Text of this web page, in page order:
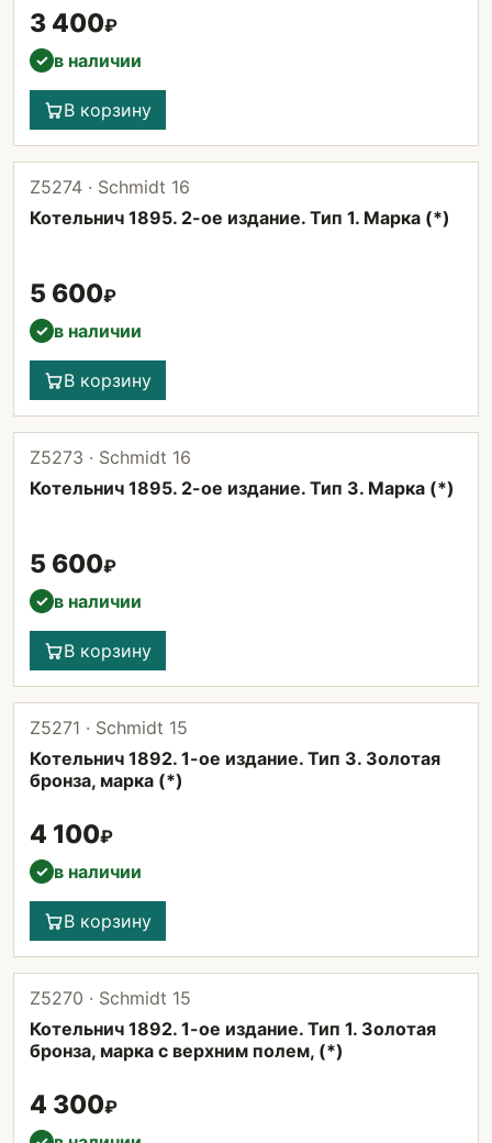
3 400₽
✓ в наличии
В корзину
Z5274 · Schmidt 16
Котельнич 1895. 2-ое издание. Тип 1. Марка (*)
5 600₽
✓ в наличии
В корзину
Z5273 · Schmidt 16
Котельнич 1895. 2-ое издание. Тип 3. Марка (*)
5 600₽
✓ в наличии
В корзину
Z5271 · Schmidt 15
Котельнич 1892. 1-ое издание. Тип 3. Золотая
бронза, марка (*)
4 100₽
✓ в наличии
В корзину
Z5270 · Schmidt 15
Котельнич 1892. 1-ое издание. Тип 1. Золотая
бронза, марка с верхним полем, (*)
4 300₽